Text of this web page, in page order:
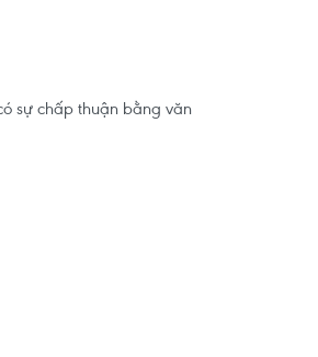
sự chấp thuận bằng văn